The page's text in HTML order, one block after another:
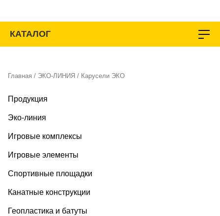
содержимому
КАТАЛОГ
Главная / ЭКО-ЛИНИЯ / Карусели ЭКО
Продукция
Эко-линия
Игровые комплексы
Игровые элементы
Спортивные площадки
Канатные конструкции
Геопластика и батуты